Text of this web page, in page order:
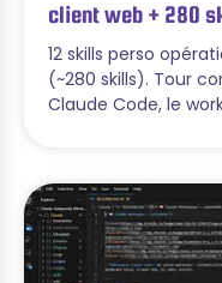
client web + 280
12 skills perso
(~280 skills). Tour
Claude Code, le